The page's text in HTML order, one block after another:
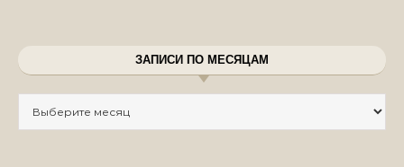
ЗАПИСИ ПО МЕСЯЦАМ